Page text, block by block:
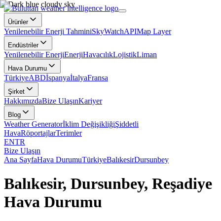
Ürünler
Yenilenebilir Enerji TahminiSkyWatchAPIMap Layer
Endüstriler
Yenilenebilir EnerjiEnerjiHavacılıkLojistikLiman
Hava Durumu
TürkiyeABDİspanyaİtalyaFransa
Şirket
HakkımızdaBize UlaşınKariyer
Blog
Weather Generatorİklim DeğişikliğiŞiddetli
HavaRöportajlarTerimler
ENTR
Bize Ulaşın
Ana SayfaHava DurumuTürkiyeBalıkesirDursunbey
Balıkesir, Dursunbey, Reşadiye
Hava Durumu